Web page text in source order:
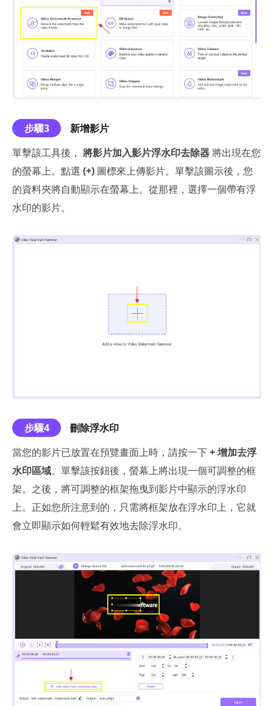
步驟3
新增影片
單擊該工具後， 將影片加入影片浮水印去除器 將出現在您
的螢幕上。點選 (+) 圖標來上傳影片。單擊該圖示後，您
的資料夾將自動顯示在螢幕上。從那裡，選擇一個帶有浮
水印的影片。
步驟4
刪除浮水印
當您的影片已放置在預覽畫面上時，請按一下+ 增加去浮
水印區域。單擊該按鈕後，螢幕上將出現一個可調整的框
架。之後，將可調整的框架拖曳到影片中顯示的浮水印
上。正如您所注意到的，只需將框架放在浮水印上，它就
會立即顯示如何輕鬆有效地去除浮水印。